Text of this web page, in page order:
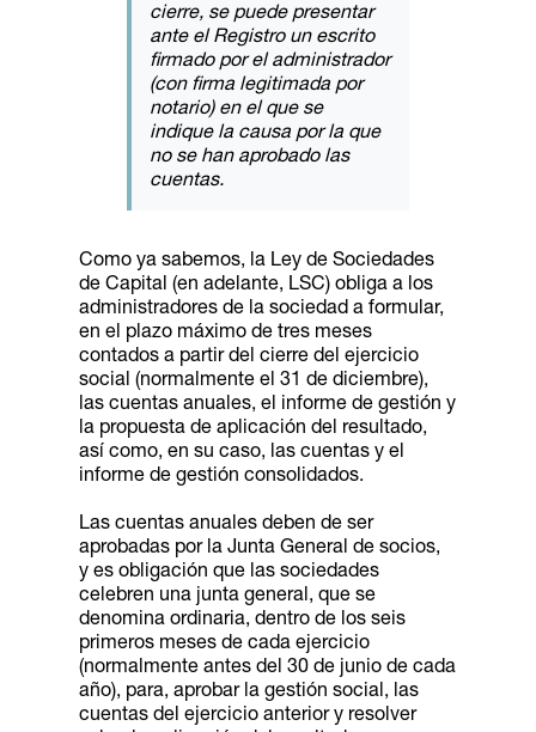
cierre, se puede presentar
ante el Registro un escrito
firmado por el administrador
(con firma legitimada por
notario) en el que se
indique la causa por la que
no se han aprobado las
cuentas.
Como ya sabemos, la Ley de Sociedades
de Capital (en adelante, LSC) obliga a los
administradores de la sociedad a formular,
en el plazo máximo de tres meses
contados a partir del cierre del ejercicio
social (normalmente el 31 de diciembre),
las cuentas anuales, el informe de gestión y
la propuesta de aplicación del resultado,
así como, en su caso, las cuentas y el
informe de gestión consolidados.
Las cuentas anuales deben de ser
aprobadas por la Junta General de socios,
y es obligación que las sociedades
celebren una junta general, que se
denomina ordinaria, dentro de los seis
primeros meses de cada ejercicio
(normalmente antes del 30 de junio de cada
año), para, aprobar la gestión social, las
cuentas del ejercicio anterior y resolver